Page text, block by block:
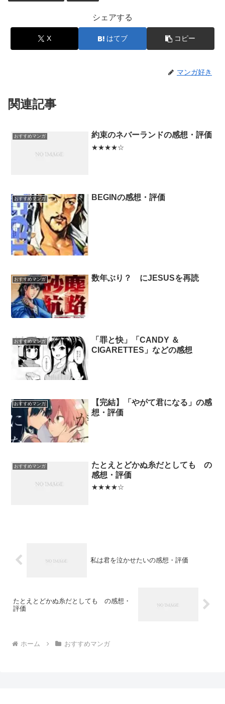
シェアする
X はてブ コピー
マンガ好き
関連記事
おすすめマンガ 約束のネバーランドの感想・評価
★★★★☆
おすすめマンガ BEGINの感想・評価
おすすめマンガ 数年ぶり？ にJESUSを再読
おすすめマンガ
「罪と快」「CANDY ＆
CIGARETTES」などの感想
おすすめマンガ
【完結】「やがて君になる」の感
想・評価
おすすめマンガ
たとえとどかぬ糸だとしても の
感想・評価
★★★★☆
私は君を泣かせたいの感想・評価
たとえとどかぬ糸だとしても の感想・
評価
ホーム おすすめマンガ